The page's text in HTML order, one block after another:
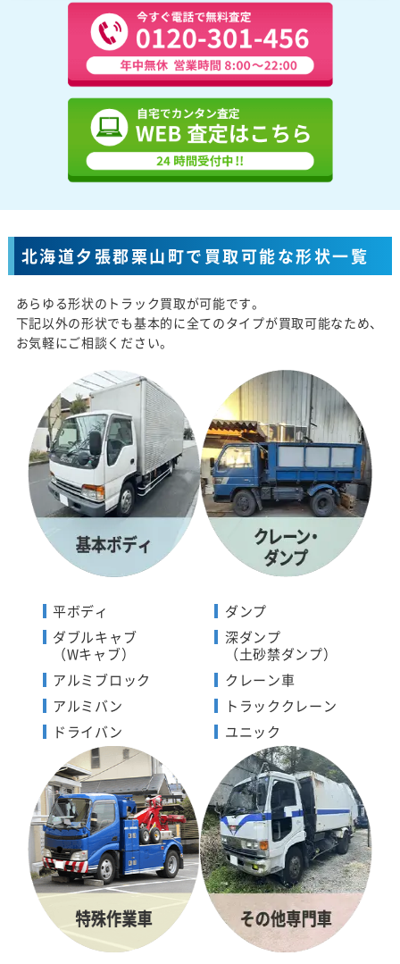
北海道夕張郡栗山町で買取可能な形状一覧
あらゆる形状のトラック買取が可能です。
下記以外の形状でも基本的に全てのタイプが買取可能なため、
お気軽にご相談ください。
平ボディ
ダブルキャブ
（Wキャブ）
アルミブロック
アルミバン
ドライバン
ダンプ
深ダンプ
（土砂禁ダンプ）
クレーン車
トラッククレーン
ユニック